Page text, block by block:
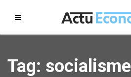
Tag: socialisme